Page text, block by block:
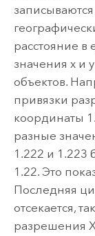
расстояние
значения x и
объектов.
привязки
координаты
разные
1.222 и 1.223
1.22. Это
Последняя
отсекается,
разрешения